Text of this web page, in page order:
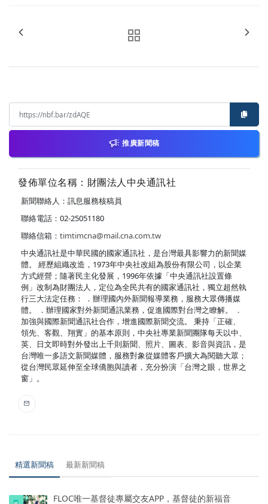
推廣新聞稿
發佈單位名稱：財團法人中央通訊社
新聞聯絡人：訊息服務核稿員
聯絡電話：02-25051180
聯絡信箱： timtimcna@mail.cna.com.tw
中央通訊社是中華民國的國家通訊社，是台灣最具影響力的新聞媒
體。 經歷組織改造，1973年中央社改組為股份有限公司，以企業
方式經營；隨著民主化發展，1996年依據「中央通訊社設置條
例」改制為財團法人，定位為全民共有的國家通訊社，獨立超然執
行三大法定任務： ．辦理國內外新聞報導業務，服務大眾傳播媒
體。 ．辦理國家對外新聞通訊業務，促進國際對台灣之瞭解。 ．
加強與國際新聞通訊社合作，增進國際新聞交流。 秉持「正確、
領先、客觀、翔實」的基本原則，中央社專業新聞團隊每天以中、
英、日文即時對外發出上千則新聞、照片、圖表、影音與資訊，是
台灣唯一多語文新聞媒體，服務對象從媒體客戶擴大為閱聽大眾；
從台灣民眾延伸至全球僑胞與讀者，充分扮演「台灣之眼，世界之
窗」。
精選新聞稿 最新新聞稿
FLOC唯一基督徒專屬交友APP，基督徒的新福音